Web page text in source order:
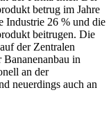
betrug im Jahre
Industrie 26 % und die
beitrugen. Die
der Zentralen
Bananenanbau in
an der
neuerdings auch an